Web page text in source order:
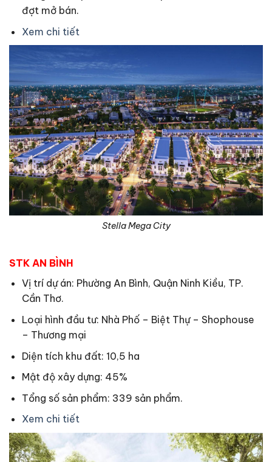
đợt mở bán.
Xem chi tiết
Stella Mega City
STK AN BÌNH
Vị trí dự án: Phường An Bình, Quận Ninh Kiều, TP.
Cần Thơ.
Loại hình đầu tư: Nhà Phố – Biệt Thự – Shophouse
– Thương mại
Diện tích khu đất: 10,5 ha
Mật độ xây dựng: 45%
Tổng số sản phẩm: 339 sản phẩm.
Xem chi tiết